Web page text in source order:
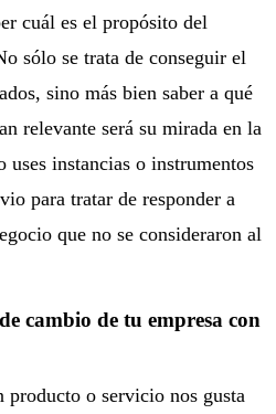
cuál es el propósito del
sólo se trata de conseguir el
sino más bien saber a qué
relevante será su mirada en la
instancias o instrumentos
para tratar de responder a
que no se consideraron al
cambio de tu empresa con
producto o servicio nos gusta